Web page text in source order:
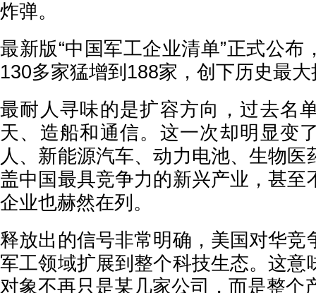
炸弹。
最新版“中国军工企业清单”正式公布
130多家猛增到188家，创下历史最
最耐人寻味的是扩容方向，过去名
天、造船和通信。这一次却明显变
人、新能源汽车、动力电池、生物医
盖中国最具竞争力的新兴产业，甚至
企业也赫然在列。
释放出的信号非常明确，美国对华竞
军工领域扩展到整个科技生态。这意
对象不再只是某几家公司，而是整个